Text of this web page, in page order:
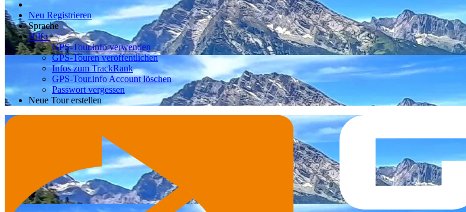
Neu Registrieren
Sprache
Hilfe
GPS-Tour.info verwenden
GPS-Touren veröffentlichen
Infos zum TrackRank
GPS-Tour.info Account löschen
Passwort vergessen
Neue Tour erstellen